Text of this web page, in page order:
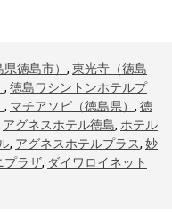
徳島市） , 東光寺（徳島
, 徳島ワシントンホテルプ
, マチアソビ（徳島県） , 徳
アグネスホテル徳島, ホテル
, アグネスホテルプラス, 妙
プラザ, ダイワロイネット